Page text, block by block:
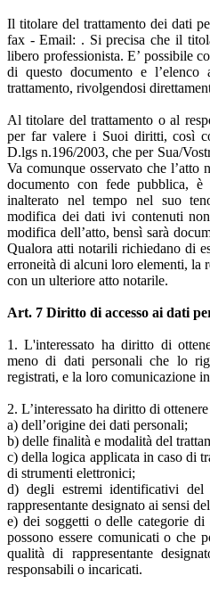
Il titolare del trattamento dei dati
fax - Email: . Si precisa che il
libero professionista. E’ possibile
di questo documento e l’elenco
trattamento, rivolgendosi
Al titolare del trattamento o al
per far valere i Suoi diritti, così
D.lgs n.196/2003, che per Sua/
Va comunque osservato che
documento con fede pubblica, è
inalterato nel tempo nel suo
modifica dei dati ivi contenuti
modifica dell’atto, bensì sarà
Qualora atti notarili richiedano di
erroneità di alcuni loro elementi, la
con un ulteriore atto notarile.
Art. 7 Diritto di accesso ai dati
1. L'interessato ha diritto di
meno di dati personali che lo
registrati, e la loro comunicazione
2. L’interessato ha diritto di
a) dell’origine dei dati personali;
b) delle finalità e modalità del
c) della logica applicata in caso di
di strumenti elettronici;
d) degli estremi identificativi
rappresentante designato ai sensi
e) dei soggetti o delle categorie
possono essere comunicati o che
qualità di rappresentante
responsabili o incaricati.